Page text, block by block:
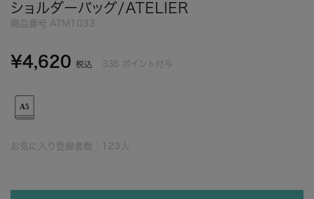
ショルダーバッグ/ATELIER
商品番号 ATM1033
¥4,620 税込 336 ポイント付与
お気に入り登録者数： 123 人